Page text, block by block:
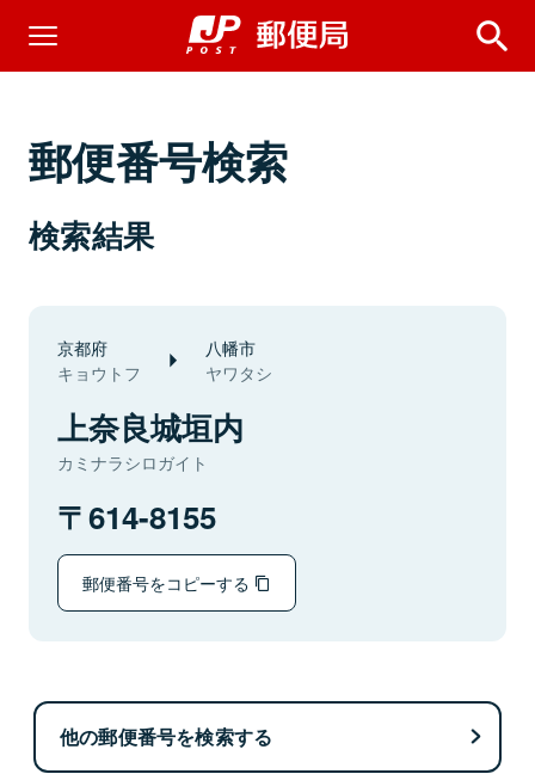
郵便番号検索
検索結果
京都府
キョウトフ
八幡市
ヤワタシ
上奈良城垣内
カミナラシロガイト
614-8155
郵便番号をコピーする
他の郵便番号を検索する